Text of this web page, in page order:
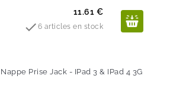
Prix
11.61 €
 6 articles en stock
Nappe Prise Jack - IPad 3 & IPad 4 3G